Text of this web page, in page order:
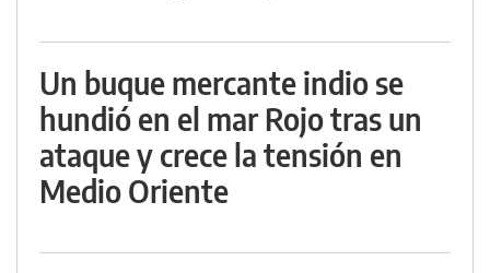
Un buque mercante indio se
hundió en el mar Rojo tras un
ataque y crece la tensión en
Medio Oriente